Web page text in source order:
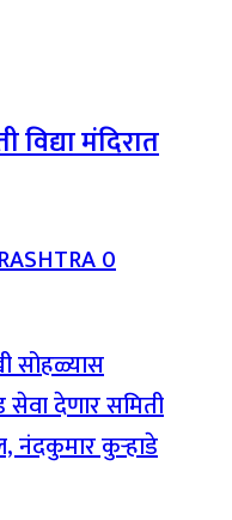
विद्या मंदिरात
0